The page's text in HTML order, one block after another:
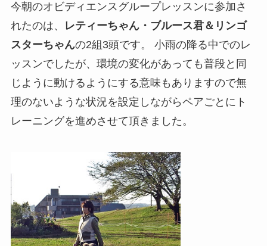
今朝のオビディエンスグループレッスンに参加さ
れたのは、
レティーちゃん・ブルース君＆リンゴ
スターちゃんの2組3頭です。 小雨の降る中でのレ
ッスンでしたが、環境の変化があっても普段と同
じように動けるようにする意味もありますので無
理のないような状況を設定しながらペアごとにト
レーニングを進めさせて頂きました。